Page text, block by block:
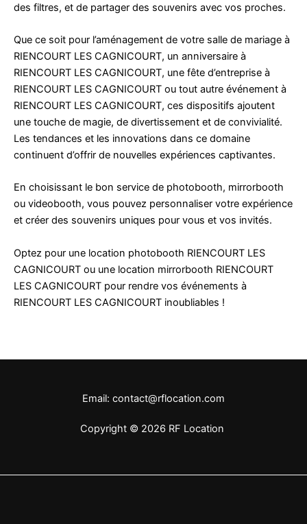
des filtres, et de partager des souvenirs avec vos proches.
Que ce soit pour l’aménagement de votre salle de mariage à
RIENCOURT LES CAGNICOURT, un anniversaire à
RIENCOURT LES CAGNICOURT, une fête d’entreprise à
RIENCOURT LES CAGNICOURT ou tout autre événement à
RIENCOURT LES CAGNICOURT, ces dispositifs ajoutent
une touche de magie, de divertissement et de convivialité.
Les tendances et les innovations dans ce domaine
continuent d’offrir de nouvelles expériences captivantes.
En choisissant le bon service de photobooth, mirrorbooth
ou videobooth, vous pouvez personnaliser votre expérience
et créer des souvenirs uniques pour vous et vos invités.
Optez pour une location photobooth RIENCOURT LES
CAGNICOURT ou une location mirrorbooth RIENCOURT
LES CAGNICOURT pour rendre vos événements à
RIENCOURT LES CAGNICOURT inoubliables !
Email: contact@rflocation.com
Copyright © 2026 RF Location